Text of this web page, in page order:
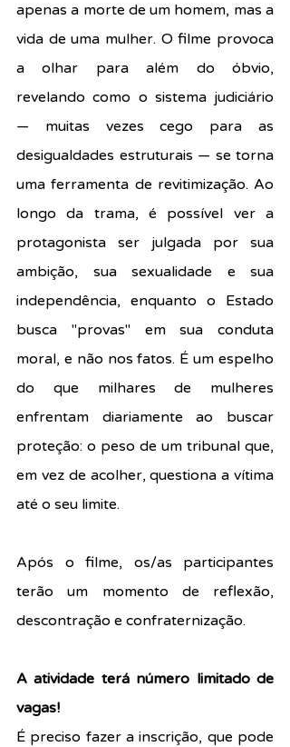
apenas a morte de um homem, mas a
vida de uma mulher. O filme provoca
a olhar para além do óbvio,
revelando como o sistema judiciário
— muitas vezes cego para as
desigualdades estruturais — se torna
uma ferramenta de revitimização. Ao
longo da trama, é possível ver a
protagonista ser julgada por sua
ambição, sua sexualidade e sua
independência, enquanto o Estado
busca "provas" em sua conduta
moral, e não nos fatos. É um espelho
do que milhares de mulheres
enfrentam diariamente ao buscar
proteção: o peso de um tribunal que,
em vez de acolher, questiona a vítima
até o seu limite.
Após o filme, os/as participantes
terão um momento de reflexão,
descontração e confraternização.
A atividade terá número limitado de
vagas!
É preciso fazer a inscrição, que pode